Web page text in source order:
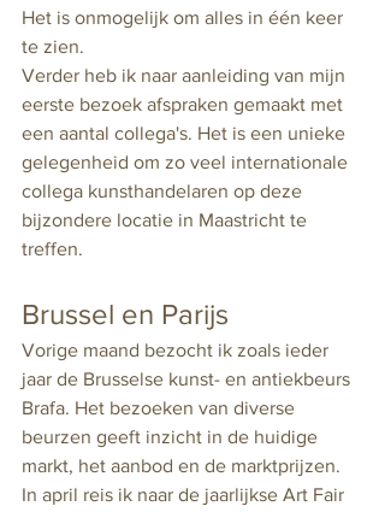
Het is onmogelijk om alles in één keer
te zien.
Verder heb ik naar aanleiding van mijn
eerste bezoek afspraken gemaakt met
een aantal collega's. Het is een unieke
gelegenheid om zo veel internationale
collega kunsthandelaren op deze
bijzondere locatie in Maastricht te
treffen.
Brussel en Parijs
Vorige maand bezocht ik zoals ieder
jaar de Brusselse kunst- en antiekbeurs
Brafa. Het bezoeken van diverse
beurzen geeft inzicht in de huidige
markt, het aanbod en de marktprijzen.
In april reis ik naar de jaarlijkse Art Fair